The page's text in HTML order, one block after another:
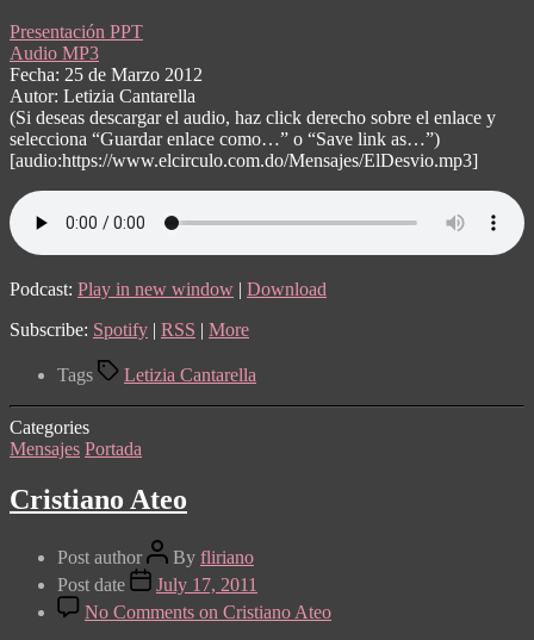
Presentación PPT
Audio MP3
Fecha: 25 de Marzo 2012
Autor: Letizia Cantarella
(Si deseas descargar el audio, haz click derecho sobre el enlace y
selecciona “Guardar enlace como…” o “Save link as…”)
[audio:https://www.elcirculo.com.do/Mensajes/ElDesvio.mp3]
Podcast: Play in new window | Download
Subscribe: Spotify | RSS | More
Tags Letizia Cantarella
Categories
Mensajes Portada
Cristiano Ateo
Post author By fliriano
Post date
July 17, 2011
No Comments on Cristiano Ateo